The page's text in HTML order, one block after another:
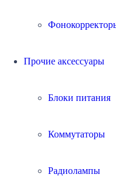
Прочие аксессуары
Блоки питания
Коммутаторы
Радиолампы